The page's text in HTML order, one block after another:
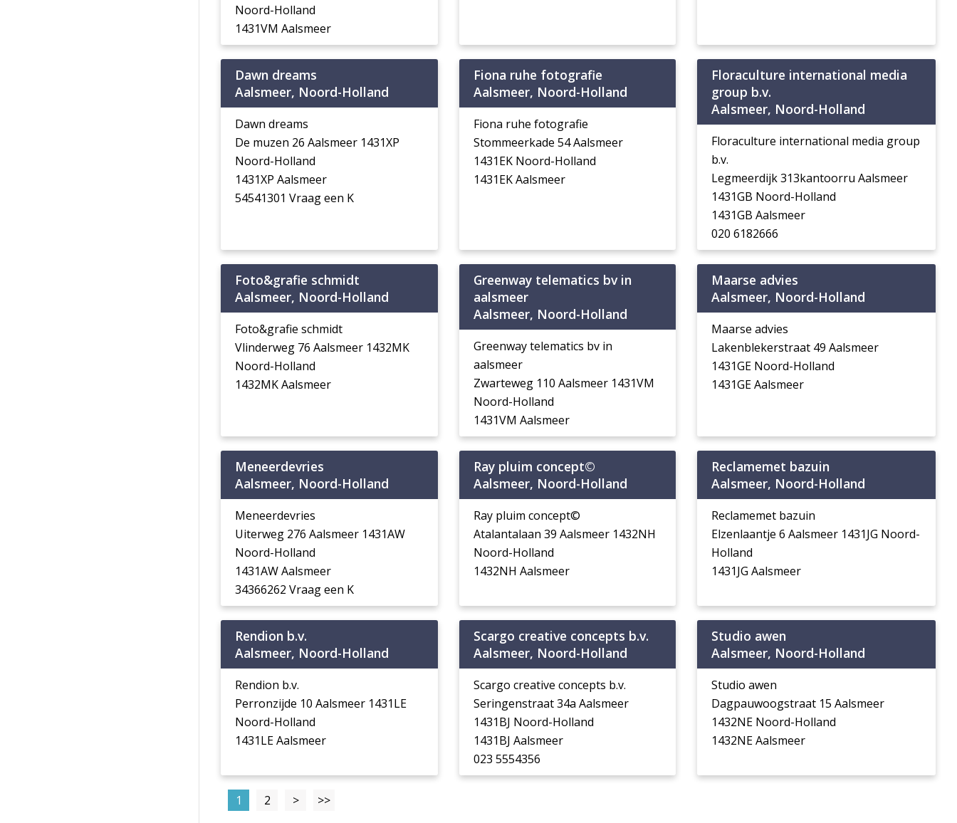
Noord-Holland
1431VM Aalsmeer
Dawn dreams
Aalsmeer, Noord-Holland
Dawn dreams
De muzen 26 Aalsmeer 1431XP
Noord-Holland
1431XP Aalsmeer
54541301 Vraag een K
Fiona ruhe fotografie
Aalsmeer, Noord-Holland
Fiona ruhe fotografie
Stommeerkade 54 Aalsmeer
1431EK Noord-Holland
1431EK Aalsmeer
Floraculture international media
group b.v.
Aalsmeer, Noord-Holland
Floraculture international media group
b.v.
Legmeerdijk 313kantoorru Aalsmeer
1431GB Noord-Holland
1431GB Aalsmeer
020 6182666
Foto&grafie schmidt
Aalsmeer, Noord-Holland
Foto&grafie schmidt
Vlinderweg 76 Aalsmeer 1432MK
Noord-Holland
1432MK Aalsmeer
Greenway telematics bv in
aalsmeer
Aalsmeer, Noord-Holland
Greenway telematics bv in
aalsmeer
Zwarteweg 110 Aalsmeer 1431VM
Noord-Holland
1431VM Aalsmeer
Maarse advies
Aalsmeer, Noord-Holland
Maarse advies
Lakenblekerstraat 49 Aalsmeer
1431GE Noord-Holland
1431GE Aalsmeer
Meneerdevries
Aalsmeer, Noord-Holland
Meneerdevries
Uiterweg 276 Aalsmeer 1431AW
Noord-Holland
1431AW Aalsmeer
34366262 Vraag een K
Ray pluim concept©
Aalsmeer, Noord-Holland
Ray pluim concept©
Atalantalaan 39 Aalsmeer 1432NH
Noord-Holland
1432NH Aalsmeer
Reclamemet bazuin
Aalsmeer, Noord-Holland
Reclamemet bazuin
Elzenlaantje 6 Aalsmeer 1431JG Noord-
Holland
1431JG Aalsmeer
Rendion b.v.
Aalsmeer, Noord-Holland
Rendion b.v.
Perronzijde 10 Aalsmeer 1431LE
Noord-Holland
1431LE Aalsmeer
Scargo creative concepts b.v.
Aalsmeer, Noord-Holland
Scargo creative concepts b.v.
Seringenstraat 34a Aalsmeer
1431BJ Noord-Holland
1431BJ Aalsmeer
023 5554356
Studio awen
Aalsmeer, Noord-Holland
Studio awen
Dagpauwoogstraat 15 Aalsmeer
1432NE Noord-Holland
1432NE Aalsmeer
1 2 > >>